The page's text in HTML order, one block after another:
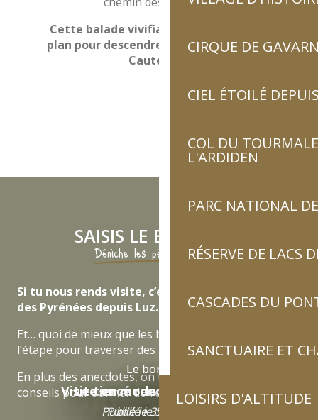
CIRQUE DE
CIEL ÉTOILÉ
COL DU
L'ARDIDEN
PARC NATIONAL
RÉSERVE DE LACS
CASCADES DU
SANCTUAIRE ET
LOISIRS D'ALTITUDE
Cette balade vivifiante est le meilleur
plan pour descendre jusqu’au village de
Cauterets.
SAISIS LE BON ÉCHO
Déniche les pépites du blog
Si tu nous rends visite, c’est pour vivre l’essentiel
des Pyrénées depuis Luz.
Et… quoi de mieux que les bons tuyaux des locaux de
l’étape pour traverser des pics d’émotion ?!
En plus des anecdotes, on te livre nos meilleurs
conseils pour donner du relief à tes vacances.
Le bon écho
Le tiercé rando de Christel
Publié le 5 mai 2026
Le bon écho
Visite en mode slow avec Nelly
Publié le 30 avril 2026